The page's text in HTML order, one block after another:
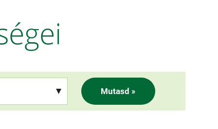
Mutasd »